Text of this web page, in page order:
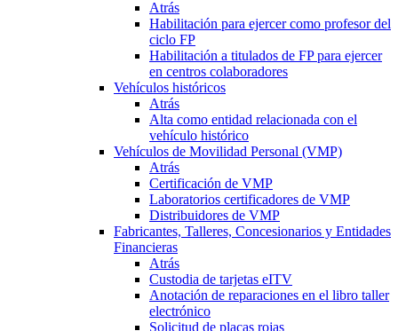
Atrás
Habilitación para ejercer como profesor del
ciclo FP
Habilitación a titulados de FP para ejercer
en centros colaboradores
Vehículos históricos
Atrás
Alta como entidad relacionada con el
vehículo histórico
Vehículos de Movilidad Personal (VMP)
Atrás
Certificación de VMP
Laboratorios certificadores de VMP
Distribuidores de VMP
Fabricantes, Talleres, Concesionarios y Entidades
Financieras
Atrás
Custodia de tarjetas eITV
Anotación de reparaciones en el libro taller
electrónico
Solicitud de placas rojas